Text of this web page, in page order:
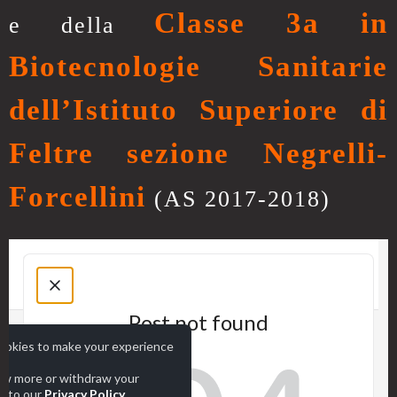
e della Classe 3a in
Biotecnologie Sanitarie
dell’Istituto Superiore di
Feltre sezione Negrelli-
Forcellini (AS 2017-2018)